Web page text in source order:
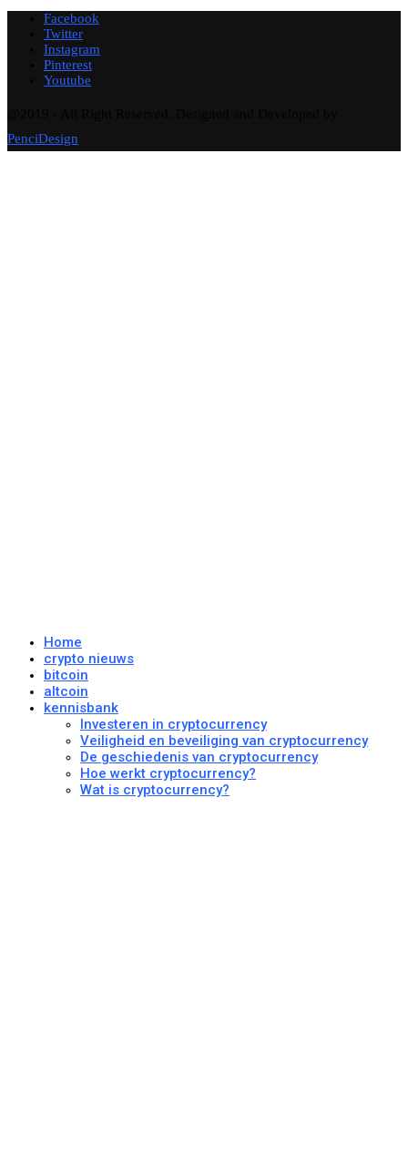
Facebook
Twitter
Instagram
Pinterest
Youtube
PenciDesign
Home
crypto nieuws
bitcoin
altcoin
kennisbank
Investeren in cryptocurrency
Veiligheid en beveiliging van cryptocurrency
De geschiedenis van cryptocurrency
Hoe werkt cryptocurrency?
Wat is cryptocurrency?